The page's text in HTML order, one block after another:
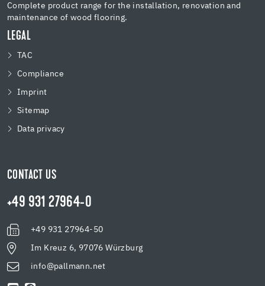
Complete product range for the installation, renovation and
maintenance of wood flooring.
LEGAL
TAC
Compliance
Imprint
Sitemap
Data privacy
CONTACT US
+49 931 27964-0
+49 931 27964-50
Im Kreuz 6, 97076 Würzburg
info@pallmann.net